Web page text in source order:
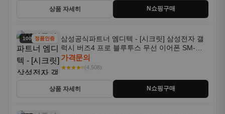
상품 자세히 N쇼핑구매
100% 할인
정품인증
삼성공식파트너 엠디텍 - [시크릿] 삼성전자 갤
럭시 버즈4 프로 블루투스 무선 이어폰 SM-
R640N
가격문의
★★★★⭐(4,508)
상품 자세히 N쇼핑구매